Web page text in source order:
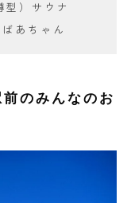
型）サウナ
あちゃん
のみんなのお